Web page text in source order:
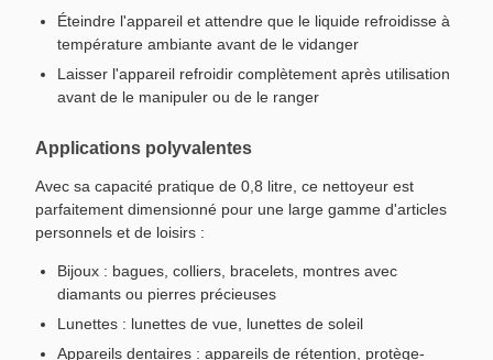
Éteindre l'appareil et attendre que le liquide refroidisse à
température ambiante avant de le vidanger
Laisser l'appareil refroidir complètement après utilisation
avant de le manipuler ou de le ranger
Applications polyvalentes
Avec sa capacité pratique de 0,8 litre, ce nettoyeur est
parfaitement dimensionné pour une large gamme d'articles
personnels et de loisirs :
Bijoux : bagues, colliers, bracelets, montres avec
diamants ou pierres précieuses
Lunettes : lunettes de vue, lunettes de soleil
Appareils dentaires : appareils de rétention, protège-